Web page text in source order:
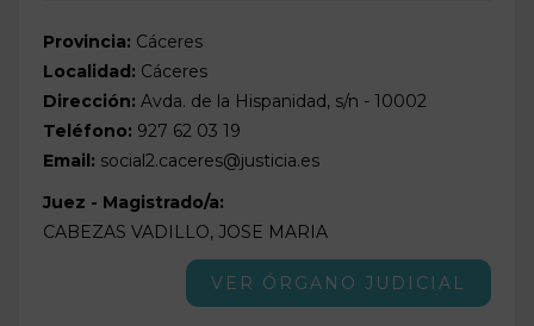
Provincia: Cáceres
Localidad: Cáceres
Dirección: Avda. de la Hispanidad, s/n - 10002
Teléfono: 927 62 03 19
Email: social2.caceres@justicia.es
Juez - Magistrado/a:
CABEZAS VADILLO, JOSE MARIA
VER ÓRGANO JUDICIAL